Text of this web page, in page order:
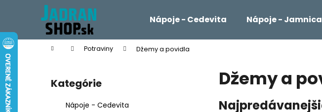
Nápoje - Cedevita Nápoje -
Domov Potraviny Džemy a povidla
Preskočiť
kategórie
Kategórie
Nápoje - Cedevita
Džemy a
š
í
k
Späť
do
Späť
do